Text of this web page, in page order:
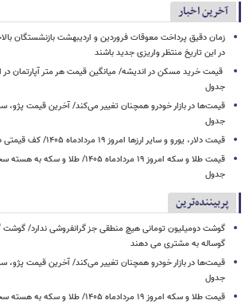
آخرین اخبار
زمان دقیق پرداخت معوقات فروردین و اردیبهشت بازنشستگان
در این تاریخ منتظر واریزی جدید باشند
قیمت خرید مسکن در اندیشه/ میانگین قیمت هر متر آپارتمان
جدول
قیمت‌ها در بازار خودرو همچنان تغییر می‌کند/ آخرین قیمت پژو،
جدول
قیمت دلار، یورو و سایر ارزها امروز ۱۹ مردادماه ۱۴۰۵/ کف قیمتی دلار شکسته شد + جدول
قیمت طلا و سکه امروز ۱۹ مردادماه ۱۴۰۵/
جدول
پربیننده‌ترین
گوشت دومیلیون تومانی هیچ منطقی جز گرانفروشی ندارد/ گوشت
گوساله به مشتری می دهند
قیمت‌ها در بازار خودرو همچنان تغییر می‌کند/ آخرین قیمت پژو،
جدول
قیمت طلا و سکه امروز ۱۹ مردادماه ۱۴۰۵/